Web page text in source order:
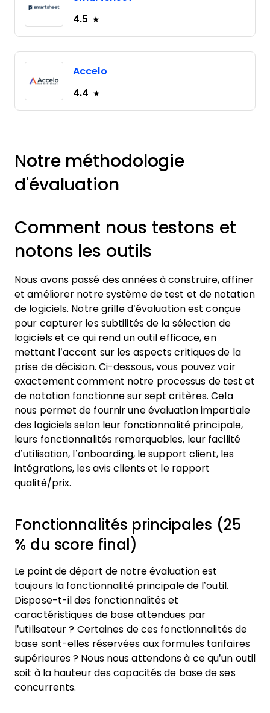
4.5
Accelo
4.4
Notre méthodologie
d'évaluation
Comment nous testons et
notons les outils
Nous avons passé des années à construire, affiner
et améliorer notre système de test et de notation
de logiciels. Notre grille d’évaluation est conçue
pour capturer les subtilités de la sélection de
logiciels et ce qui rend un outil efficace, en
mettant l’accent sur les aspects critiques de la
prise de décision. Ci-dessous, vous pouvez voir
exactement comment notre processus de test et
de notation fonctionne sur sept critères. Cela
nous permet de fournir une évaluation impartiale
des logiciels selon leur fonctionnalité principale,
leurs fonctionnalités remarquables, leur facilité
d’utilisation, l’onboarding, le support client, les
intégrations, les avis clients et le rapport
qualité/prix.
Fonctionnalités principales (25
% du score final)
Le point de départ de notre évaluation est
toujours la fonctionnalité principale de l’outil.
Dispose-t-il des fonctionnalités et
caractéristiques de base attendues par
l’utilisateur ? Certaines de ces fonctionnalités de
base sont-elles réservées aux formules tarifaires
supérieures ? Nous nous attendons à ce qu’un outil
soit à la hauteur des capacités de base de ses
concurrents.